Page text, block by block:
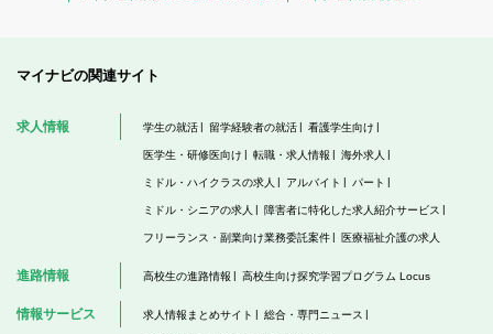
マイナビの関連サイト
求人情報 学生の就活 留学経験者の就活 看護学生向け
医学生・研修医向け 転職・求人情報 海外求人
ミドル・ハイクラスの求人 アルバイト パート
ミドル・シニアの求人 障害者に特化した求人紹介サービス
フリーランス・副業向け業務委託案件 医療福祉介護の求人
進路情報 高校生の進路情報 高校生向け探究学習プログラム Locus
情報サービス 求人情報まとめサイト 総合・専門ニュース